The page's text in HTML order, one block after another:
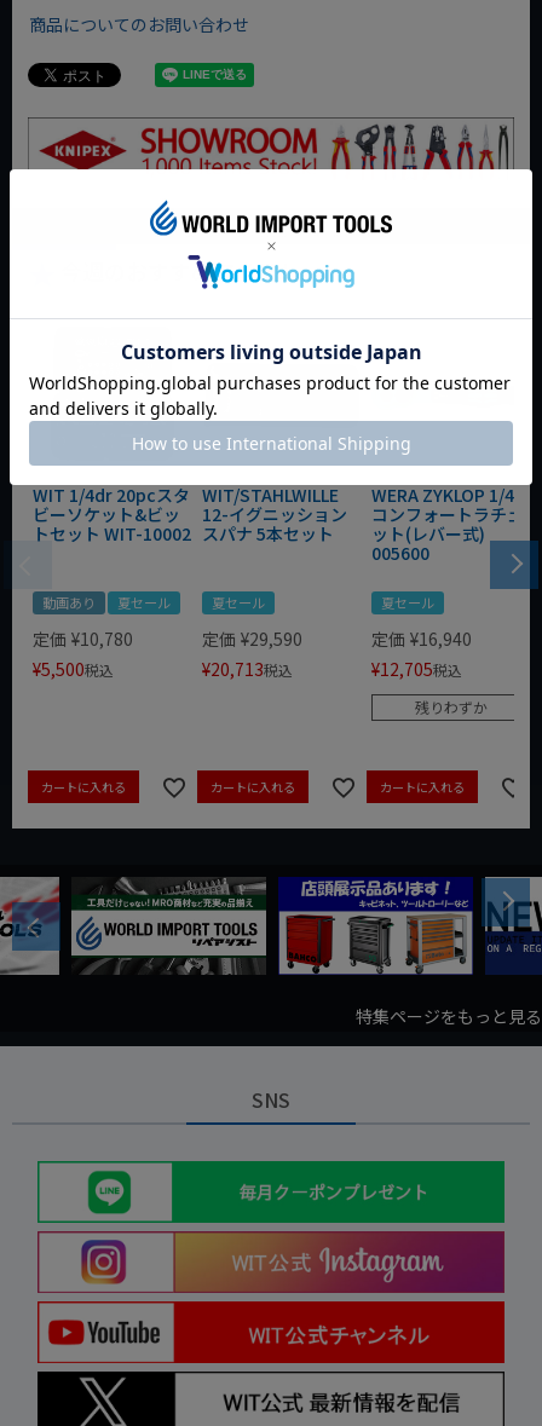
商品についてのお問い合わせ
今週のおすすめアイテム
WIT 1/4dr 20pcスタ
ビーソケット&ビッ
トセット WIT-10002
動画あり 夏セール
定価 ¥10,780
¥5,500税込
カートに入れる
WIT/STAHLWILLE
12-イグニッション
スパナ 5本セット
夏セール
定価 ¥29,590
¥20,713税込
カートに入れる
WERA ZYKLOP 1/4"
コンフォートラチェ
ット(レバー式)
005600
夏セール
定価 ¥16,940
¥12,705税込
残りわずか
カートに入れる
Previous
Next
特集ページをもっと見る
SNS